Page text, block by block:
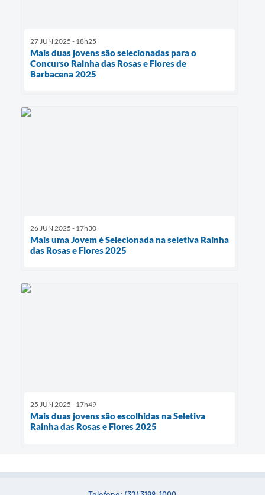
27 JUN 2025 - 18h25
Mais duas jovens são selecionadas para o
Concurso Rainha das Rosas e Flores de
Barbacena 2025
26 JUN 2025 - 17h30
Mais uma Jovem é Selecionada na seletiva Rainha
das Rosas e Flores 2025
25 JUN 2025 - 17h49
Mais duas jovens são escolhidas na Seletiva
Rainha das Rosas e Flores 2025